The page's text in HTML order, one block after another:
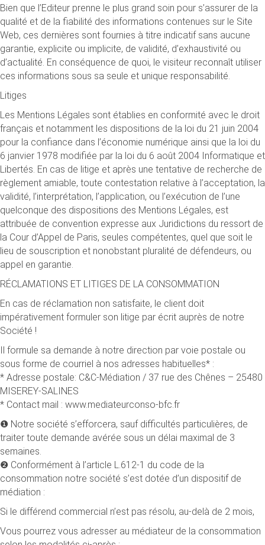
Bien que l’Editeur prenne le plus grand soin pour s’assurer de la
qualité et de la fiabilité des informations contenues sur le Site
Web, ces dernières sont fournies à titre indicatif sans aucune
garantie, explicite ou implicite, de validité, d’exhaustivité ou
d’actualité. En conséquence de quoi, le visiteur reconnaît utiliser
ces informations sous sa seule et unique responsabilité.
Litiges
Les Mentions Légales sont établies en conformité avec le droit
français et notamment les dispositions de la loi du 21 juin 2004
pour la confiance dans l’économie numérique ainsi que la loi du
6 janvier 1978 modifiée par la loi du 6 août 2004 Informatique et
Libertés. En cas de litige et après une tentative de recherche de
règlement amiable, toute contestation relative à l’acceptation, la
validité, l’interprétation, l’application, ou l’exécution de l’une
quelconque des dispositions des Mentions Légales, est
attribuée de convention expresse aux Juridictions du ressort de
la Cour d’Appel de Paris, seules compétentes, quel que soit le
lieu de souscription et nonobstant pluralité de défendeurs, ou
appel en garantie.
RÉCLAMATIONS ET LITIGES DE LA CONSOMMATION
En cas de réclamation non satisfaite, le client doit
impérativement formuler son litige par écrit auprès de notre
Société !
Il formule sa demande à notre direction par voie postale ou
sous forme de courriel à nos adresses habituelles* :
* Adresse postale: C&C-Médiation / 37 rue des Chênes – 25480
MISEREY-SALINES
* Contact mail : www.mediateurconso-bfc.fr
❶ Notre société s’efforcera, sauf difficultés particulières, de
traiter toute demande avérée sous un délai maximal de 3
semaines.
❷ Conformément à l’article L.612-1 du code de la
consommation notre société s’est dotée d’un dispositif de
médiation :
Si le différend commercial n’est pas résolu, au-delà de 2 mois,
Vous pourrez vous adresser au médiateur de la consommation